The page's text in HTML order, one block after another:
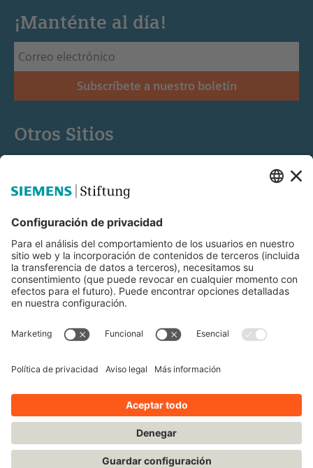
¡Manténte al día!
Subscríbete a nuestro boletín
Otros Sitios
Educación STEM
Mediaportal
© Siemens Stiftung 2025
Condiciones de uso